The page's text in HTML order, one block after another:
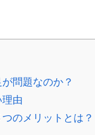
問題なのか？
由
のメリットとは？